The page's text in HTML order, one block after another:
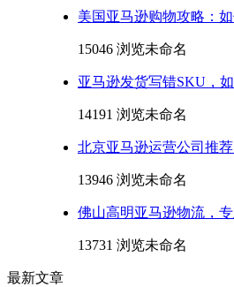
美国亚马逊购物攻略：
15046 浏览未命名
亚马逊发货写错SKU，
14191 浏览未命名
北京亚马逊运营公司推
13946 浏览未命名
佛山高明亚马逊物流，专
13731 浏览未命名
最新文章